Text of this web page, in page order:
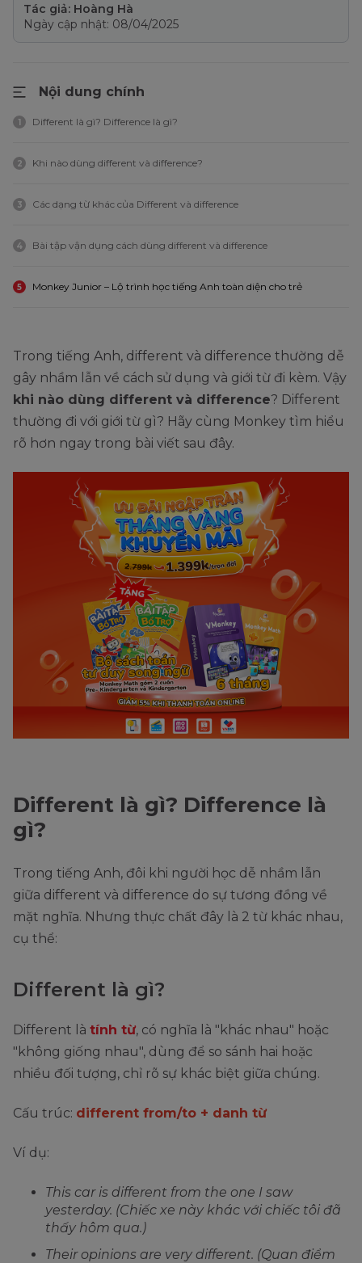
Tác giả: Hoàng Hà
Ngày cập nhật: 08/04/2025
Nội dung chính
1 Different là gì? Difference là gì?
2 Khi nào dùng different và difference?
3 Các dạng từ khác của Different và difference
4 Bài tập vận dụng cách dùng different và difference
5 Monkey Junior – Lộ trình học tiếng Anh toàn diện cho trẻ
Trong tiếng Anh, different và difference thường dễ
gây nhầm lẫn về cách sử dụng và giới từ đi kèm. Vậy
khi nào dùng different và difference? Different
thường đi với giới từ gì? Hãy cùng Monkey tìm hiểu
rõ hơn ngay trong bài viết sau đây.
Different là gì? Difference là
gì?
Trong tiếng Anh, đôi khi người học dễ nhầm lẫn
giữa different và difference do sự tương đồng về
mặt nghĩa. Nhưng thực chất đây là 2 từ khác nhau,
cụ thể:
Different là gì?
Different là tính từ, có nghĩa là "khác nhau" hoặc
"không giống nhau", dùng để so sánh hai hoặc
nhiều đối tượng, chỉ rõ sự khác biệt giữa chúng.
Cấu trúc: different from/to + danh từ
Ví dụ:
This car is different from the one I saw
yesterday. (Chiếc xe này khác với chiếc tôi đã
thấy hôm qua.)
Their opinions are very different. (Quan điểm